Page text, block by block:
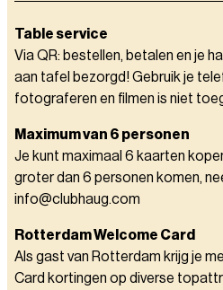
Table service
Via QR: bestellen, betalen en je
aan tafel bezorgd! Gebruik je
fotograferen en filmen is niet
Maximum van 6 personen
Je kunt maximaal 6 kaarten
groter dan 6 personen komen,
info@clubhaug.com
Rotterdam Welcome Card
Als gast van Rotterdam krijg je
Card kortingen op diverse